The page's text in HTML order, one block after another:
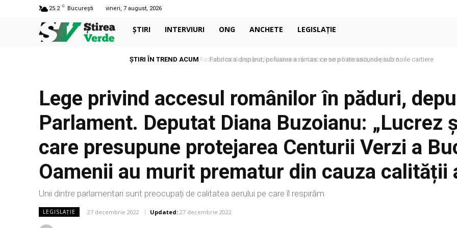
25.2 C București vineri, 7 august, 2026
ȘTIRI INTERVIURI ONG ANCHETE LEGISLAȚIE
ȘTIRI ÎN TREND ACUM Fabrica a dispărut, poluarea a rămas: ce se poate ascunde sub noile cartiere
Lege privind accesul românilor în păduri,
Parlament. Deputat Diana Buzoianu: „Lucrez
care presupune protejarea Centurii Verzi a
Oamenii au murit prematur din cauza calității
Unii dintre parlamentari sunt preocupați de calitatea aerului pe care îl respirăm
LEGISLAȚIE 27 decembrie 2022 Updated: 27 decembrie 2022